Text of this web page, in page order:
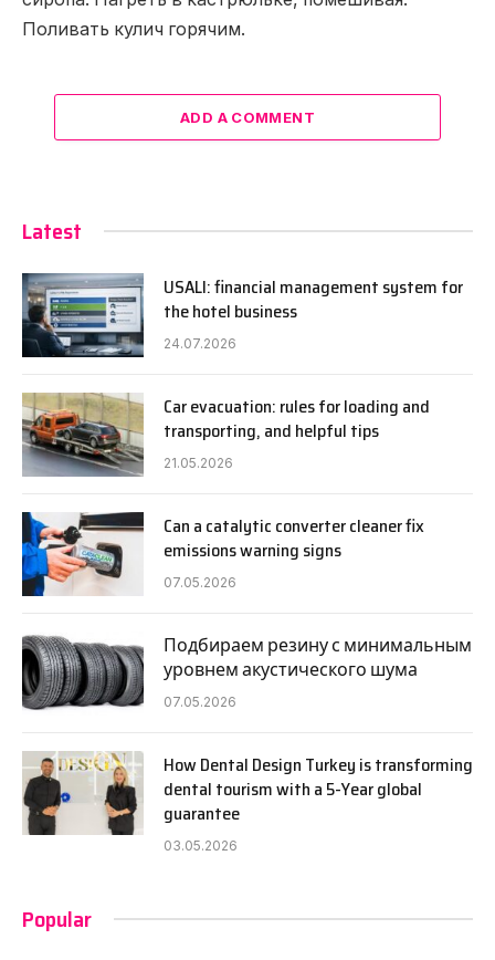
Поливать кулич горячим.
ADD A COMMENT
Latest
USALI: financial management system for
the hotel business
24.07.2026
Car evacuation: rules for loading and
transporting, and helpful tips
21.05.2026
Can a catalytic converter cleaner fix
emissions warning signs
07.05.2026
Подбираем резину с минимальным
уровнем акустического шума
07.05.2026
How Dental Design Turkey is transforming
dental tourism with a 5-Year global
guarantee
03.05.2026
Popular